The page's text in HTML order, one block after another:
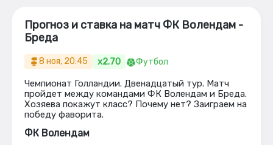
Прогноз и ставка на матч ФК Волендам -
Бреда
8 ноя, 20:45 x2.70 Футбол
Чемпионат Голландии. Двенадцатый тур. Матч
пройдет между командами ФК Волендам и Бреда.
Хозяева покажут класс? Почему нет? Заиграем на
победу фаворита.
ФК Волендам